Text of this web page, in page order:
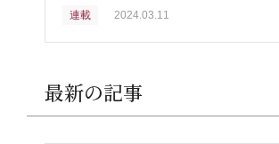
連載 2024.03.11
最新の記事